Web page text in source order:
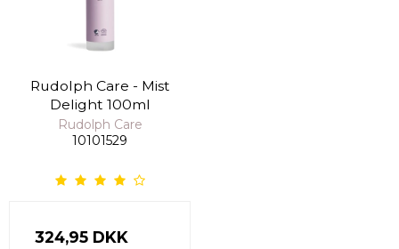
Rudolph Care - Mist
Delight 100ml
Rudolph Care
10101529
324,95 DKK